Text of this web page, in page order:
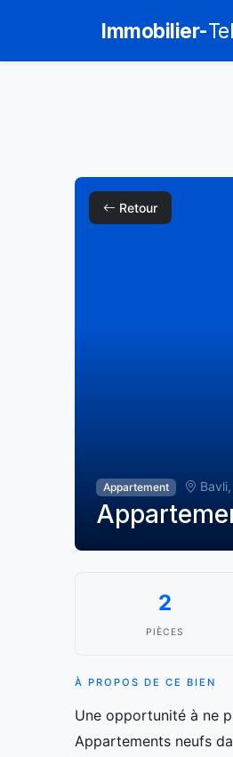
Immobilier-
Retour
Appartement
2
PIÈCES
À PROPOS DE CE BIEN
Une opportunité à ne
Appartements neufs